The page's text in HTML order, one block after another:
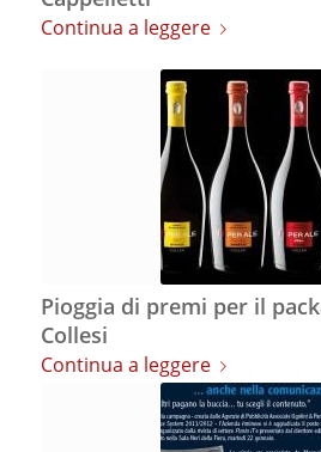
Continua a leggere
Pioggia di premi per il
Collesi
Continua a leggere